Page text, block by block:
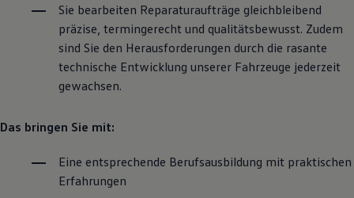
Über Ihr Auto
Vorgängermodelle
Kundeninformationen
Volkswagen Kundenbetreuung
Warn- und Kontrollleuchten
Assistenzsysteme
Digitale Betriebsanleitung
Magazin
Familie
Elektromobilität
Sie bearbeiten Reparaturaufträge gleichbleibend
präzise, termingerecht und qualitätsbewusst. Zudem
sind Sie den Herausforderungen durch die rasante
technische Entwicklung unserer Fahrzeuge jederzeit
gewachsen.
Das bringen Sie mit:
Eine entsprechende Berufsausbildung mit praktischen
Erfahrungen